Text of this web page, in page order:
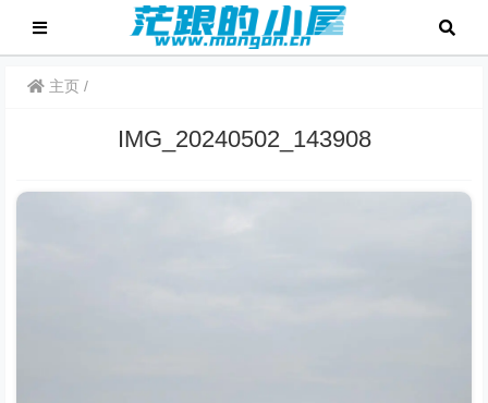
主页
IMG_20240502_143908